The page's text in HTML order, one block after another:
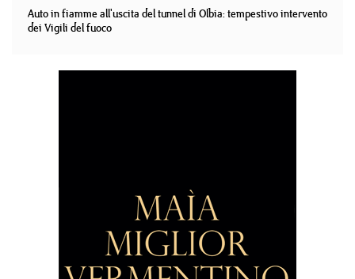
Auto in fiamme all'uscita del tunnel di Olbia: tempestivo intervento
dei Vigili del fuoco